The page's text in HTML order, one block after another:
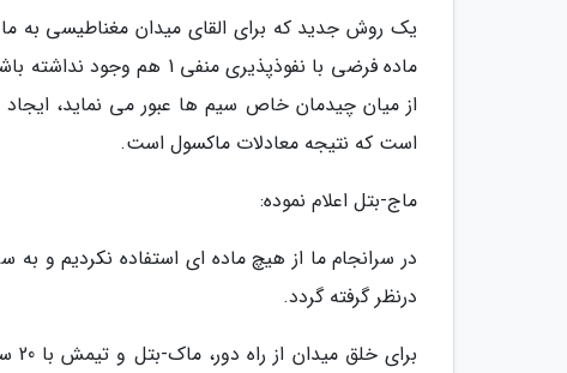
یک روش جدید که برای القای میدان مغناطیسی به
ماده فرضی با نفوذپذیری
از میان چیدمان خاص سیم ها عبور می نماید،
است که نتیجه معادلات ماکسول است.
ماج-بتل اعلام نموده:
در سرانجام ما از هیچ ماده ای استفاده نکردیم و
درنظر گرفته گردد.